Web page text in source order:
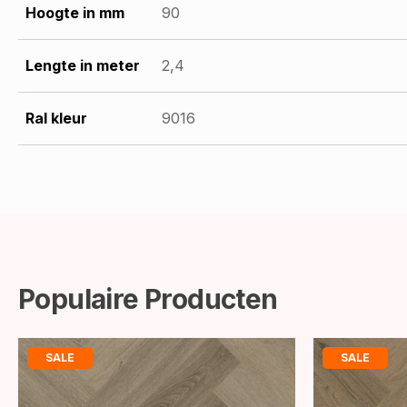
Hoogte in mm 90
Lengte in meter 2,4
Ral kleur 9016
Populaire Producten
SALE SALE